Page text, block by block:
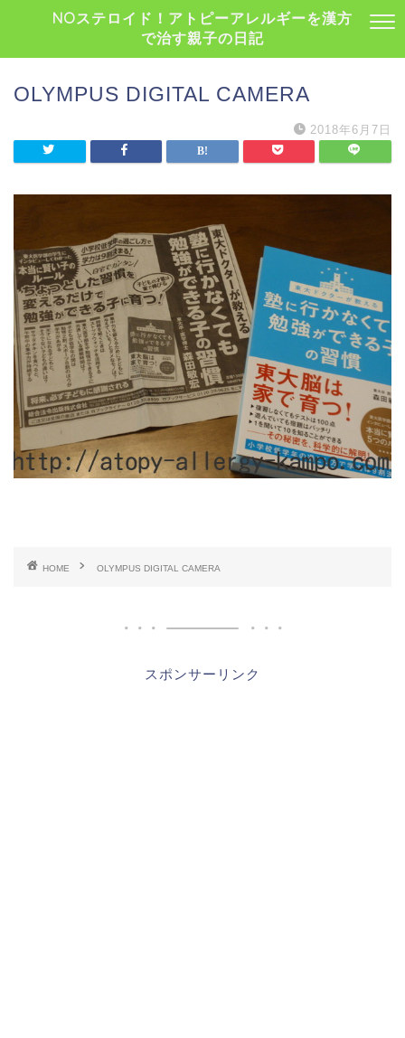
NOステロイド！アトピーアレルギーを漢方
で治す親子の日記
OLYMPUS DIGITAL CAMERA
2018年6月7日
HOME OLYMPUS DIGITAL CAMERA
スポンサーリンク